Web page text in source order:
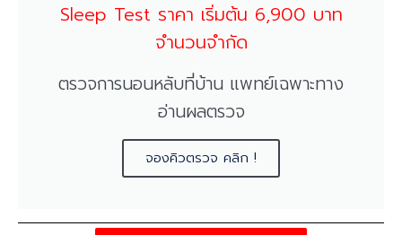
Sleep Test ราคา เริ่มต้น 6,900 บาท
จำนวนจำกัด
ตรวจการนอนหลับที่บ้าน แพทย์เฉพาะทาง
อ่านผลตรวจ
จองคิวตรวจ คลิก !